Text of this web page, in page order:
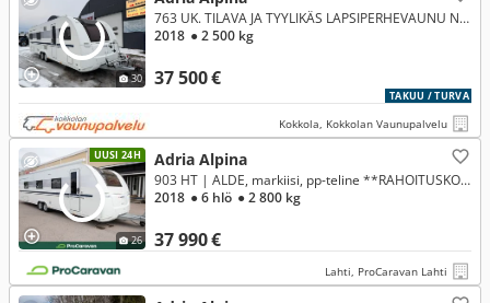
30 37 500 €
763 UK. TILAVA JA TYYLIKÄS LAPSIPERHEVAUNU NAHKAVERHOILULLA !!!
2018 ● 2 500 kg
TAKUU / TURVA
Kokkola, Kokkolan Vaunupalvelu
UUSI 24H
26
Adria Alpina
37 990 €
903 HT | ALDE, markiisi, pp-teline **RAHOITUSKORKO ALK. 1,99%**
2018 ● 6 hlö ● 2 800 kg
Lahti, ProCaravan Lahti